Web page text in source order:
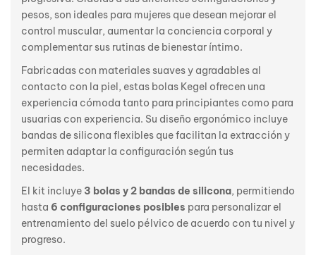
pesos, son ideales para mujeres que desean mejorar el
control muscular, aumentar la conciencia corporal y
complementar sus rutinas de bienestar íntimo.
Fabricadas con materiales suaves y agradables al
contacto con la piel, estas bolas Kegel ofrecen una
experiencia cómoda tanto para principiantes como para
usuarias con experiencia. Su diseño ergonómico incluye
bandas de silicona flexibles que facilitan la extracción y
permiten adaptar la configuración según tus
necesidades.
El kit incluye 3 bolas y 2 bandas de silicona, permitiendo
hasta 6 configuraciones posibles para personalizar el
entrenamiento del suelo pélvico de acuerdo con tu nivel y
progreso.